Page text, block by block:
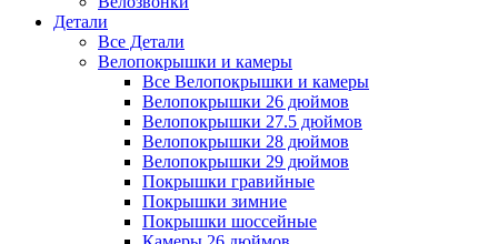
Детали
Все Детали
Велопокрышки и камеры
Все Велопокрышки и камеры
Велопокрышки 26 дюймов
Велопокрышки 27.5 дюймов
Велопокрышки 28 дюймов
Велопокрышки 29 дюймов
Покрышки гравийные
Покрышки зимние
Покрышки шоссейные